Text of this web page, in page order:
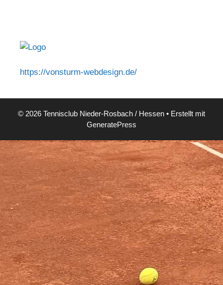
https://vonsturm-webdesign.de/
© 2026 Tennisclub Nieder-Rosbach / Hessen • Erstellt mit
GeneratePress